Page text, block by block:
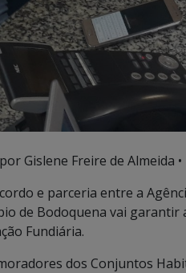
por Gislene Freire de Almeida •
e parceria entre a
de Bodoquena vai
Fundiária.
dos Conjuntos